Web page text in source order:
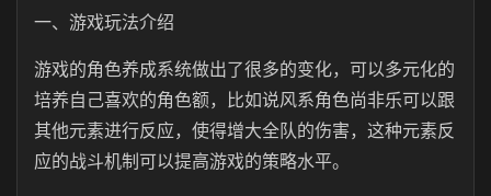
一、游戏玩法介绍
游戏的角色养成系统做出了很多的变化，可以多元化的
培养自己喜欢的角色额，比如说风系角色尚非乐可以跟
其他元素进行反应，使得增大全队的伤害，这种元素反
应的战斗机制可以提高游戏的策略水平。